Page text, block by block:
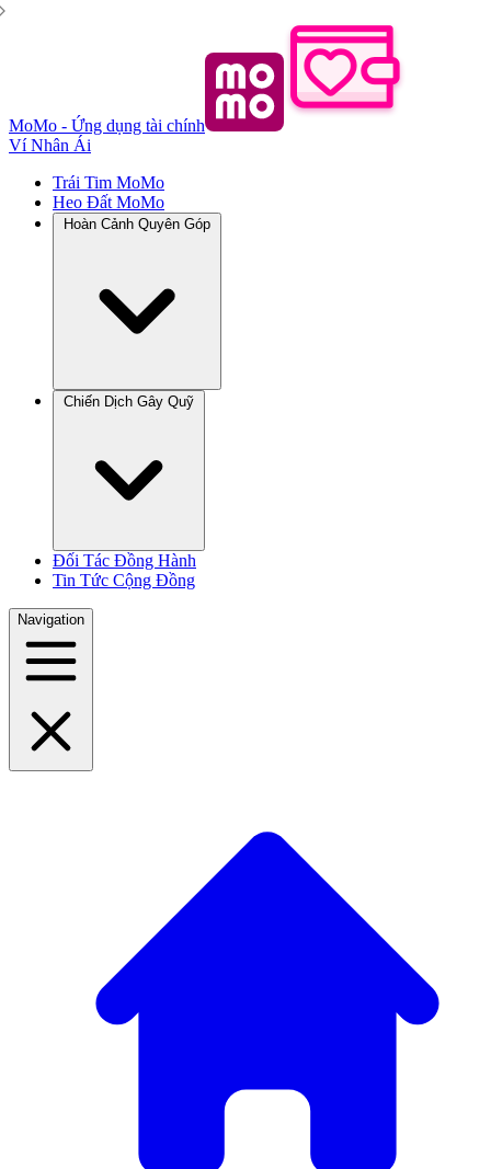
MoMo - Ứng dụng tài chính
Ví Nhân Ái
Trái Tim MoMo
Heo Đất MoMo
Hoàn Cảnh Quyên Góp
Chiến Dịch Gây Quỹ
Đối Tác Đồng Hành
Tin Tức Cộng Đồng
Navigation